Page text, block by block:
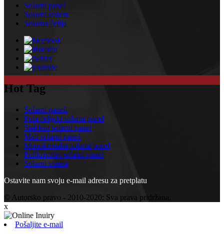
Solarni panel
Solarni sistem
Solarna ćelija
Hot Tag
Solarni paneli
Pola ćelijski solarni panel
Stakleni solarni panel
Mali solarni panel
Monokristalni solarni panel
Polikristalni solarni panel
Solarni sistem
Ostavite nam svoju e-mail adresu za pretplatu
© Autorsko pravo - 2010-2020: Sva prava pridržana.
x
Pošaljite e-mail